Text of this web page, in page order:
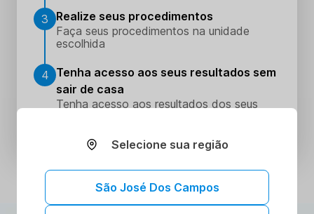
3
Realize seus procedimentos
Faça seus procedimentos na unidade
escolhida
4 Tenha acesso aos seus resultados sem
sair de casa
Tenha acesso aos resultados dos seus
Selecione sua região
São José Dos Campos